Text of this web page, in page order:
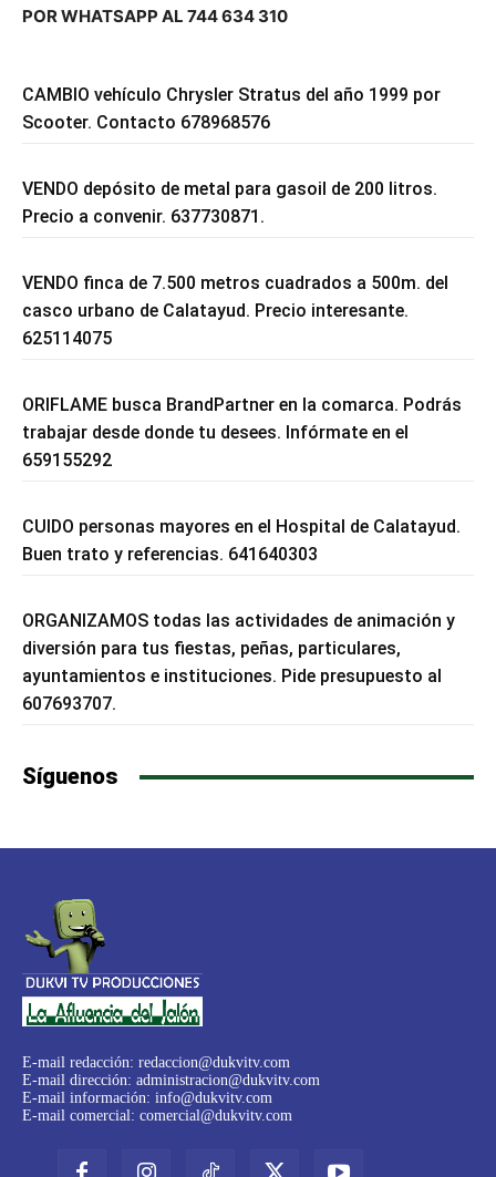
POR WHATSAPP AL 744 634 310
CAMBIO vehículo Chrysler Stratus del año 1999 por
Scooter. Contacto 678968576
VENDO depósito de metal para gasoil de 200 litros.
Precio a convenir. 637730871.
VENDO finca de 7.500 metros cuadrados a 500m. del
casco urbano de Calatayud. Precio interesante.
625114075
ORIFLAME busca BrandPartner en la comarca. Podrás
trabajar desde donde tu desees. Infórmate en el
659155292
CUIDO personas mayores en el Hospital de Calatayud.
Buen trato y referencias. 641640303
ORGANIZAMOS todas las actividades de animación y
diversión para tus fiestas, peñas, particulares,
ayuntamientos e instituciones. Pide presupuesto al
607693707.
Síguenos
E-mail redacción: redaccion@dukvitv.com
E-mail dirección: administracion@dukvitv.com
E-mail información: info@dukvitv.com
E-mail comercial: comercial@dukvitv.com